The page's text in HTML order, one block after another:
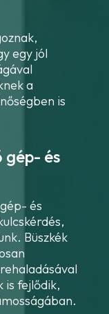
egy jól
a
is
és
és
Büszkék
is fejlődik,